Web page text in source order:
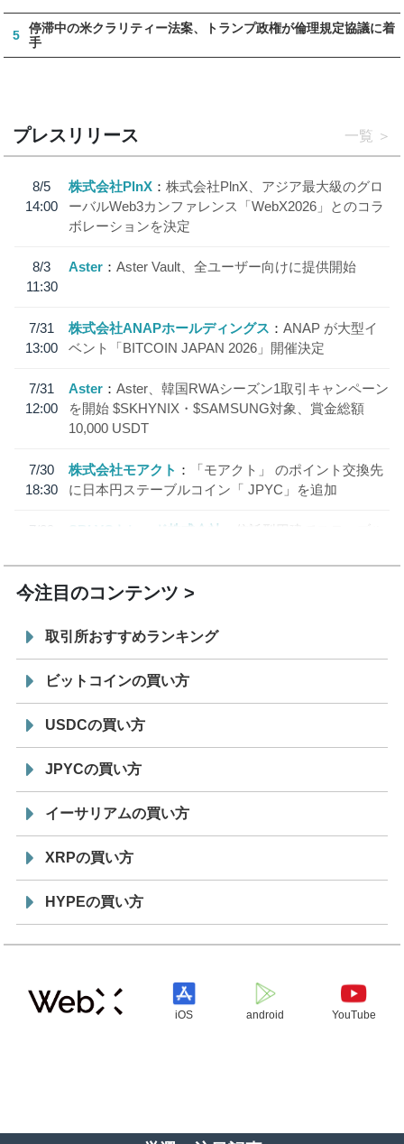
5
停滞中の米クラリティー法案、トランプ政権が倫理規定協議に着
手
プレスリリース 一覧
8/5
14:00
株式会社PlnX
株式会社PlnX、アジア最大級のグロ
ーバルWeb3カンファレンス「WebX2026」とのコラ
ボレーションを決定
8/3
11:30
Aster Aster Vault、全ユーザー向けに提供開始
7/31
13:00
株式会社ANAPホールディングス
ANAP が大型イ
ベント「BITCOIN JAPAN 2026」開催決定
7/31
12:00
Aster
Aster、韓国RWAシーズン1取引キャンペーン
を開始 $SKHYNIX・$SAMSUNG対象、賞金総額
10,000 USDT
7/30
18:30
株式会社モアクト
「モアクト」 のポイント交換先
に日本円ステーブルコイン「 JPYC」を追加
7/29
SBI VCトレード株式会社
信託型円建てステーブル
今注目のコンテンツ
取引所おすすめランキング
ビットコインの買い方
USDCの買い方
JPYCの買い方
イーサリアムの買い方
XRPの買い方
HYPEの買い方
iOS android YouTube